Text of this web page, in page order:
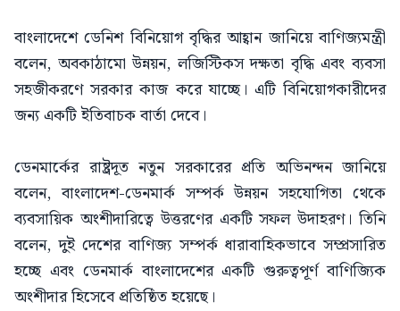
বাংলাদেশে ডেনিশ বিনিয়োগ বৃদ্ধির আহ্বান জানিয়ে বাণিজ্যমন্ত্রী
বলেন, অবকাঠামো উন্নয়ন, লজিস্টিকস দক্ষতা বৃদ্ধি এবং ব্যবসা
সহজীকরণে সরকার কাজ করে যাচ্ছে। এটি বিনিয়োগকারীদের
জন্য একটি ইতিবাচক বার্তা দেবে।
ডেনমার্কের রাষ্ট্রদূত নতুন সরকারের প্রতি অভিনন্দন জানিয়ে
বলেন, বাংলাদেশ-ডেনমার্ক সম্পর্ক উন্নয়ন সহযোগিতা থেকে
ব্যবসায়িক অংশীদারিত্বে উত্তরণের একটি সফল উদাহরণ। তিনি
বলেন, দুই দেশের বাণিজ্য সম্পর্ক ধারাবাহিকভাবে সম্প্রসারিত
হচ্ছে এবং ডেনমার্ক বাংলাদেশের একটি গুরুত্বপূর্ণ বাণিজ্যিক
অংশীদার হিসেবে প্রতিষ্ঠিত হয়েছে।